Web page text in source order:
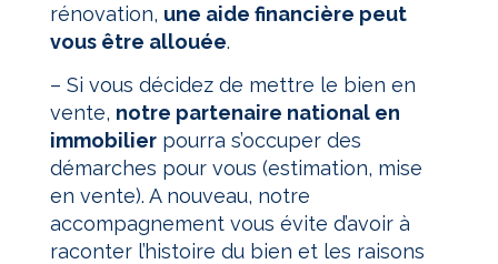
rénovation, une aide financière peut
vous être allouée.
– Si vous décidez de mettre le bien en
vente, notre partenaire national en
immobilierpourra s’occuper des
démarches pour vous (estimation, mise
en vente). A nouveau, notre
accompagnement vous évite d’avoir à
raconter l’histoire du bien et les raisons